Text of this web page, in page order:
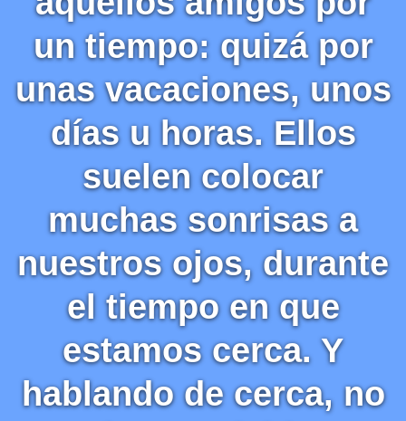
un tiempo: quizá por
unas vacaciones, unos
días u horas. Ellos
suelen colocar
muchas sonrisas a
nuestros ojos, durante
el tiempo en que
estamos cerca. Y
hablando de cerca, no